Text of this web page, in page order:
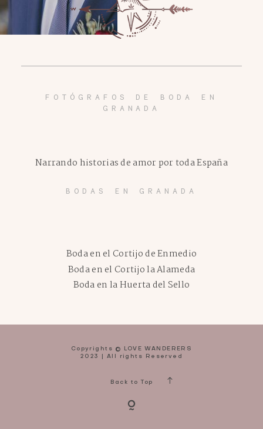
FOTÓGRAFOS DE BODA EN
GRANADA
BODAS EN GRANADA
Boda en el Cortijo de Enmedio
Narrando historias de amor por toda España
Boda en el Cortijo la Alameda
Boda en la Huerta del Sello
Copyrights © LOVE WANDERERS
2023 | All rights Reserved
Back to Top